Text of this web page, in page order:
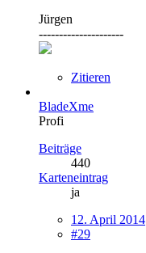
Jürgen
---------------------
Zitieren
BladeXme
Profi
Beiträge
440
Karteneintrag
ja
12. April 2014
#29